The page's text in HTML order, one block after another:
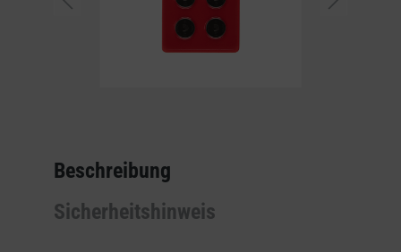
Beschreibung
Sicherheitshinweis